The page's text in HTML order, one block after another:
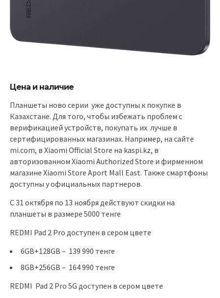
Цена и наличие
Планшеты ново серии уже доступны к покупке в
Казахстане. Для того, чтобы избежать проблем с
верификацией устройств, покупать их лучше в
сертифицированных магазинах. Например, на сайте
mi.com, в Xiaomi Official Store на kaspi.kz, в
авторизованном Xiaomi Authorized Store и фирменном
магазине Xiaomi Store Aport Mall East. Также смартфоны
доступны у официальных партнеров.
C 31 октября по 13 ноября действуют скидки на
планшеты в размере 5000 тенге
REDMI Pad 2 Pro доступен в сером цвете
6GB+128GB – 139 990 тенге
8GB+256GB – 164 990 тенге
REDMI Pad 2 Pro 5G доступен в сером цвете